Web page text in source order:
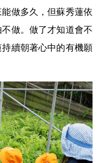
做多久，但蘇秀蓮依
做。做了才知道會不
續朝著心中的有機願